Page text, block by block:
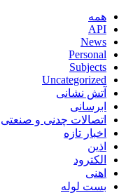
همه
API
News
Personal
Subjects
Uncategorized
آتش نشانی
ابرسانی
اتصالات چدنی و صنعتی
اخبار تازه
اذین
الکترود
اهنی
بست لوله